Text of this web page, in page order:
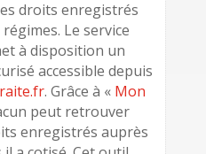
droits enregistrés
Le service
à disposition un
accessible depuis
. Grâce à « Mon
peut retrouver
enregistrés auprès